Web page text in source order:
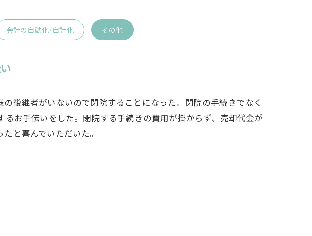
会計の自動化･自計化 その他
の後継者がいないので閉院することになった。閉院の手続きでなく
るお手伝いをした。閉院する手続きの費用が掛からず、売却代金が
と喜んでいただいた。